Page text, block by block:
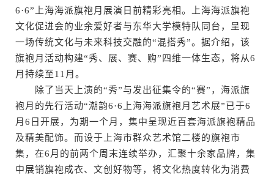
6·6”上海海派旗袍月展演日前精彩亮相。上海海派旗袍
文化促进会的业余爱好者与东华大学模特队同台，呈现
一场传统文化与未来科技交融的“混搭秀”。据介绍，该
旗袍月活动构建“秀、展、赛、购”四维一体生态，将从6
月持续至11月。
除了当天上演的“秀”与发出征集令的“赛”，海派旗
袍月的先行活动“潮韵6·6上海海派旗袍月艺术展”已于6
月6日开展，为期一个月，集中呈现近百套海派旗袍精品
及精美配饰。而设于上海市群众艺术馆二楼的旗袍市
集，在6月的前两个周末连续举办，汇聚十余家品牌，集
中展销旗袍成衣、文创好物等，将文化热度转化为消费